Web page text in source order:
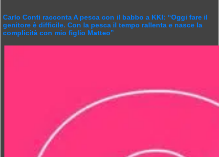
Carlo Conti racconta A pesca con il babbo a KKI: “Oggi fare il
genitore è difficile. Con la pesca il tempo rallenta e nasce la
complicità con mio figlio Matteo”